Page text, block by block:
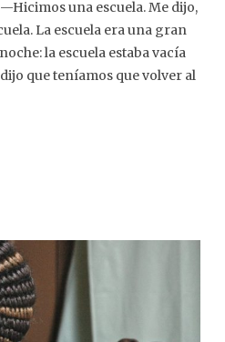
una escuela. Me dijo,
La escuela era una gran
la escuela estaba vacía
que teníamos que volver al